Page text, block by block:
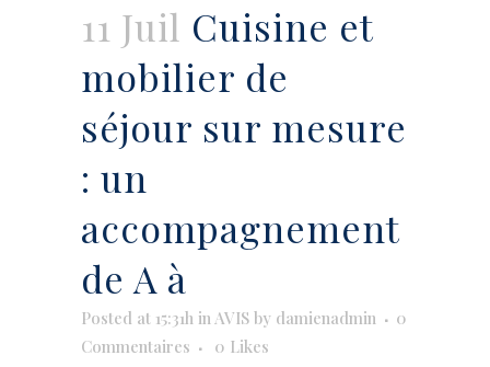
11 Juil Cuisine et
mobilier de
séjour sur mesure
: un
accompagnement
de A à
Posted at 15:31h inAVIS by damienadmin
0
Commentaires
0 Likes